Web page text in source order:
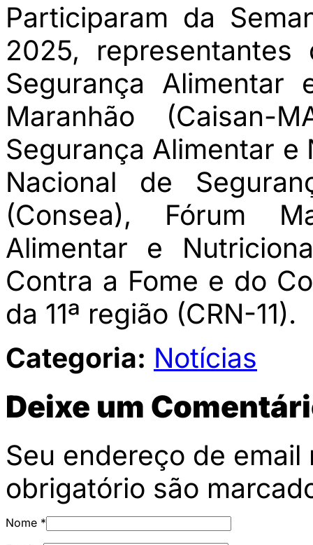
Participaram da
2025,
Segurança
Maranhão (Caisan-
Segurança Alimentar e
Nacional de
(Consea), Fórum
Alimentar e
Contra a Fome e do
da 11ª região (CRN-11).
Categoria: Notícias
Deixe um
Seu endereço de
obrigatório são
Nome *